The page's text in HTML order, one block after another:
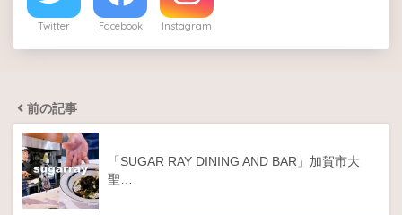
Twitter Facebook Instagram
前の記事
「SUGAR RAY DINING AND BAR」加賀市大
聖…